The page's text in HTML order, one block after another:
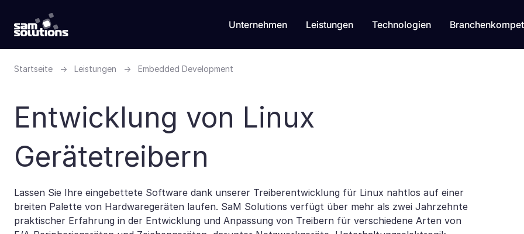
Unternehmen Leistungen Technologien
Startseite → Leistungen → Embedded Development
Entwicklung von Linux
Gerätetreibern
Lassen Sie Ihre eingebettete Software dank unserer Treiberentwicklung für Linux nahtlos auf einer
breiten Palette von Hardwaregeräten laufen. SaM Solutions verfügt über mehr als zwei Jahrzehnte
praktischer Erfahrung in der Entwicklung und Anpassung von Treibern für verschiedene Arten von